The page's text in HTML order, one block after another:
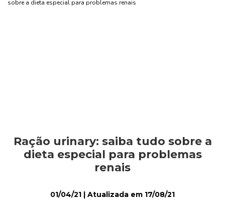
sobre a dieta especial para problemas renais
Comportamento
Ração urinary: saiba tudo sobre a
dieta especial para problemas
renais
01/04/21 | Atualizada em 17/08/21